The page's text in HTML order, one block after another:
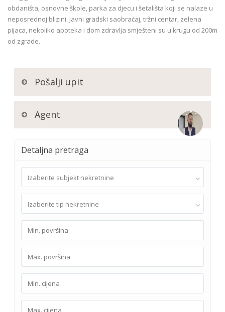
obdaništa, osnovne škole, parka za djecu i šetališta koji se nalaze u
neposrednoj blizini. Javni gradski saobraćaj, tržni centar, zelena
pijaca, nekoliko apoteka i dom zdravlja smješteni su u krugu od 200m
od zgrade.
Agent
Pošalji upit
Detaljna pretraga
Izaberite subjekt nekretnine
Izaberite tip nekretnine